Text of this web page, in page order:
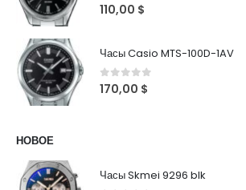
0out of 5
110,00 $
Часы Casio MTS-100D-1AV
0out of 5
170,00 $
НОВОЕ
Часы Skmei 9296 blk